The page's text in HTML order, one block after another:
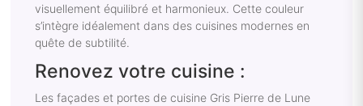
visuellement équilibré et harmonieux. Cette couleur
s’intègre idéalement dans des cuisines modernes en
quête de subtilité.
Renovez votre cuisine :
Les façades et portes de cuisine Gris Pierre de Lune